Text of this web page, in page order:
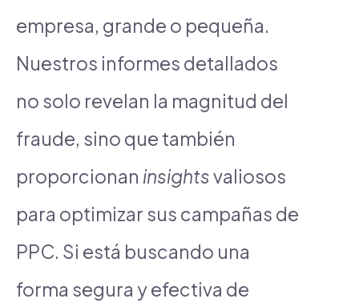
empresa, grande o pequeña.
Nuestros informes detallados
no solo revelan la magnitud del
fraude, sino que también
proporcionan insightsvaliosos
para optimizar sus campañas de
PPC. Si está buscando una
forma segura y efectiva de